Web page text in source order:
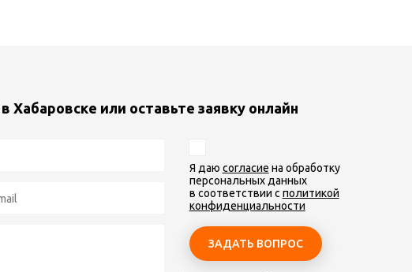
в Хабаровске или оставьте заявку онлайн
Я даю согласие на обработку
персональных данных
в соответствии с политикой
конфиденциальности